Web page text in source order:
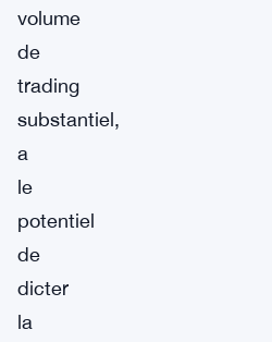
volume
de
trading
substantiel,
a
le
potentiel
de
dicter
la